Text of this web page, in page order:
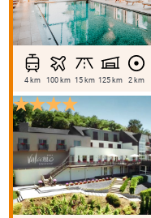
4 km 100 km 15 km 125 km 2 km